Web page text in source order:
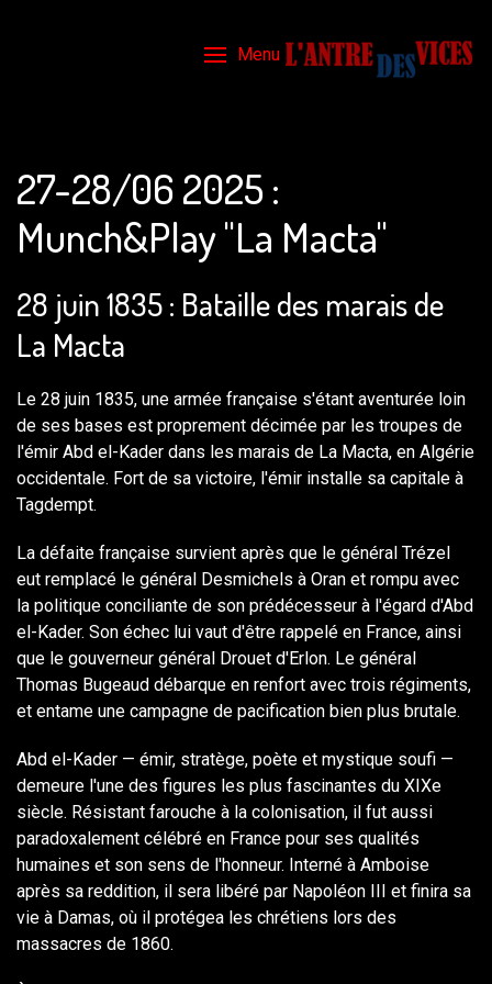
Menu
27-28/06 2025 :
Munch&Play "La Macta"
28 juin 1835 : Bataille des marais de
La Macta
Le 28 juin 1835, une armée française s'étant aventurée loin
de ses bases est proprement décimée par les troupes de
l'émir Abd el-Kader dans les marais de La Macta, en Algérie
occidentale. Fort de sa victoire, l'émir installe sa capitale à
Tagdempt.
La défaite française survient après que le général Trézel
eut remplacé le général Desmichels à Oran et rompu avec
la politique conciliante de son prédécesseur à l'égard d'Abd
el-Kader. Son échec lui vaut d'être rappelé en France, ainsi
que le gouverneur général Drouet d'Erlon. Le général
Thomas Bugeaud débarque en renfort avec trois régiments,
et entame une campagne de pacification bien plus brutale.
Abd el-Kader — émir, stratège, poète et mystique soufi —
demeure l'une des figures les plus fascinantes du XIXe
siècle. Résistant farouche à la colonisation, il fut aussi
paradoxalement célébré en France pour ses qualités
humaines et son sens de l'honneur. Interné à Amboise
après sa reddition, il sera libéré par Napoléon III et finira sa
vie à Damas, où il protégea les chrétiens lors des
massacres de 1860.